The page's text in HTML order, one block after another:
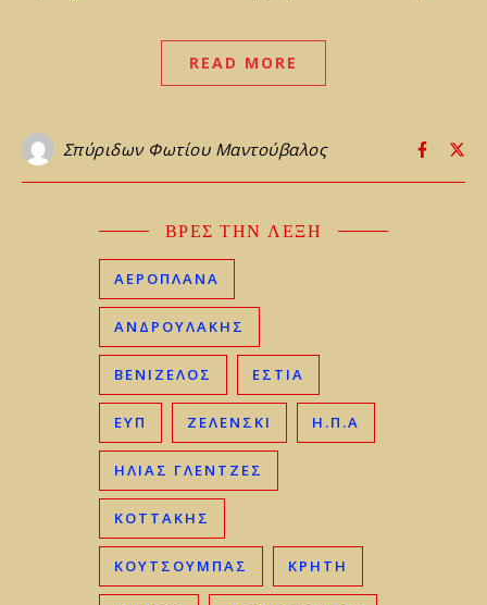
READ MORE
Σπύριδων Φωτίου Μαντούβαλος
ΒΡΕΣ ΤΗΝ ΛΕΞΗ
ΑΕΡΟΠΛΑΝΑ
ΑΝΔΡΟΥΛΑΚΗΣ
ΒΕΝΙΖΈΛΟΣ ΕΣΤΙΑ
ΕΥΠ ΖΕΛΕΝΣΚΙ Η.Π.Α
ΗΛΊΑΣ ΓΛΕΝΤΖΈΣ
ΚΟΤΤΑΚΗΣ
ΚΟΥΤΣΟΥΜΠΑΣ ΚΡΉΤΗ